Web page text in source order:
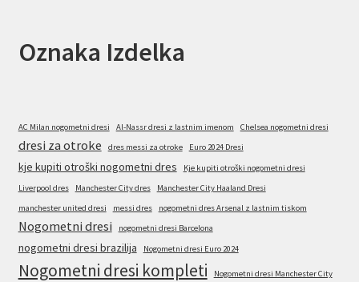
Oznaka Izdelka
AC Milan nogometni dresi Al-Nassr dresi z lastnim imenom Chelsea nogometni dresi
dresi za otroke dres messi za otroke Euro 2024 Dresi
kje kupiti otroški nogometni dres
Kje kupiti otroški nogometni dresi
Liverpool dres
Manchester City dres
Manchester City Haaland Dresi
manchester united dresi
messi dres nogometni dres Arsenal z lastnim tiskom
Nogometni dresi nogometni dresi Barcelona
nogometni dresi brazilija Nogometni dresi Euro 2024
Nogometni dresi kompleti Nogometni dresi Manchester City